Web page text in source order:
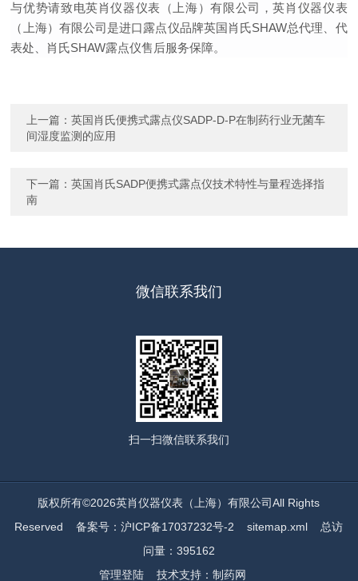
与优势请致电英肖仪器仪表（上海）有限公司，英肖仪器仪表
（上海）有限公司是进口露点仪品牌英国肖氏SHAW总代理、代
表处、肖氏SHAW露点仪售后服务保障。
上一篇：英国肖氏便携式露点仪SADP-D-P在制药行业无菌车
间湿度监测的应用
下一篇：英国肖氏SADP便携式露点仪技术特性与量程选择指
南
微信联系我们
扫一扫微信联系我们
版权所有©2026英肖仪器仪表（上海）有限公司All Rights
Reserved备案号：沪ICP备17037232号-2 sitemap.xml 总访
问量：395162
管理登陆技术支持： 制药网